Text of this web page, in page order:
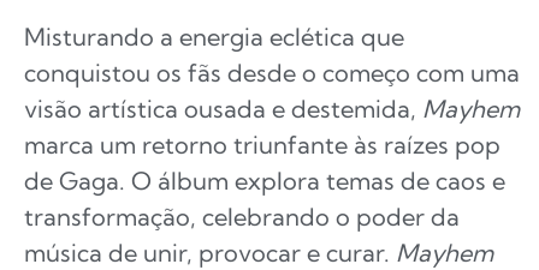
Misturando a energia eclética que
conquistou os fãs desde o começo com uma
visão artística ousada e destemida, Mayhem
marca um retorno triunfante às raízes pop
de Gaga. O álbum explora temas de caos e
transformação, celebrando o poder da
música de unir, provocar e curar. Mayhem